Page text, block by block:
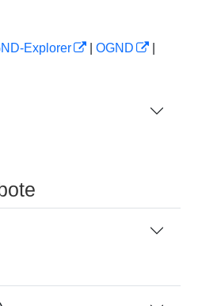
Explorer OGND